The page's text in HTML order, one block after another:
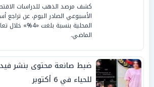
كشف مرصد الذهب للدراسات
الأسبوعي الصادر اليوم، عن تراجع
المحلية بنسبة بلغت
الماضي.
ضبط صانعة محتوى بنشر
للحياء في 6 أكتوبر